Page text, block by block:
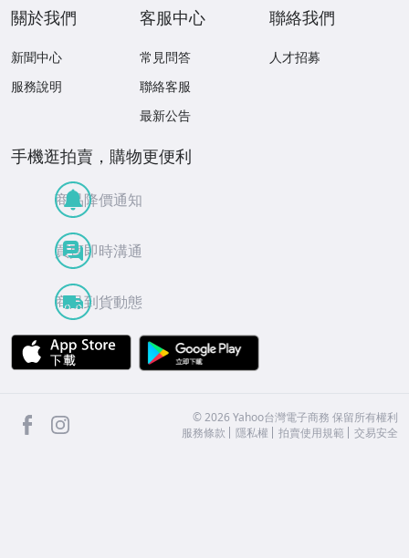
關於我們
新聞中心
服務說明
客服中心
常見問答
聯絡客服
最新公告
聯絡我們
人才招募
手機逛拍賣，購物更便利
商品降價通知
買賣即時溝通
商品到貨動態
APP Store
facebook ©2026 Yahoo台灣電子商務 保留所有權利
服務條款
隱私權 拍賣使用規範 交易安全